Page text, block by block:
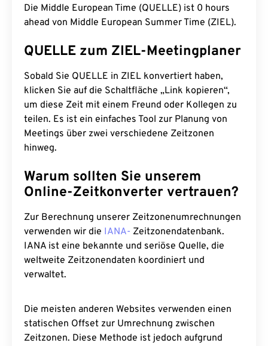
Die Middle European Time (QUELLE) ist 0 hours
ahead von Middle European Summer Time (ZIEL).
QUELLE zum ZIEL-Meetingplaner
Sobald Sie QUELLE in ZIEL konvertiert haben,
klicken Sie auf die Schaltfläche „Link kopieren“,
um diese Zeit mit einem Freund oder Kollegen zu
teilen. Es ist ein einfaches Tool zur Planung von
Meetings über zwei verschiedene Zeitzonen
hinweg.
Warum sollten Sie unserem
Online-Zeitkonverter vertrauen?
Zur Berechnung unserer Zeitzonenumrechnungen
verwenden wir die IANA- Zeitzonendatenbank.
IANA ist eine bekannte und seriöse Quelle, die
weltweite Zeitzonendaten koordiniert und
verwaltet.
Die meisten anderen Websites verwenden einen
statischen Offset zur Umrechnung zwischen
Zeitzonen. Diese Methode ist jedoch aufgrund